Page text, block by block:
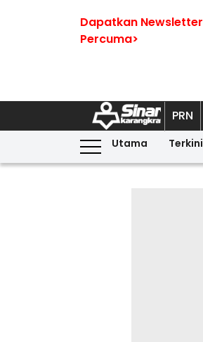
Dapatkan Newsletter
Percuma>
PRN
Utama Terkini